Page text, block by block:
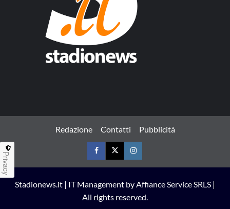
Redazione Contatti Pubblicità
FacebookTwitterInstagram
Stadionews.it | IT Management by Affiance Service SRLS |
All rights reserved.
Privacy